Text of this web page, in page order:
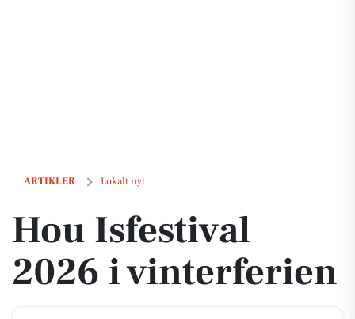
ARTIKLER Lokalt nyt
Hou Isfestival 2026 i vinterferien
Hou Isfestival
2026 i vinterferien